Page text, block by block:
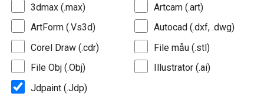
3dmax (.max)
Artcam (.art)
ArtForm (.Vs3d)
Autocad (.dxf, .dwg)
Corel Draw (.cdr)
File mẫu (.stl)
File Obj (.Obj)
Illustrator (.ai)
Jdpaint (.Jdp)